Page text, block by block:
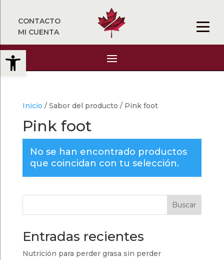
Abrir barra de herramientas
CONTACTO
MI CUENTA
Inicio / Sabor del producto / Pink foot
Pink foot
No se han encontrado productos
que coincidan con tu selección.
Buscar
Entradas recientes
Nutrición para perder grasa sin perder